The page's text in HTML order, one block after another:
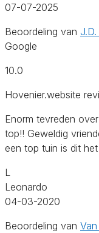
07-07-2025
Beoordeling van
Google
10.0
Hovenier.website
Enorm tevreden
top!! Geweldig
een top tuin is dit
L
Leonardo
04-03-2020
Beoordeling van